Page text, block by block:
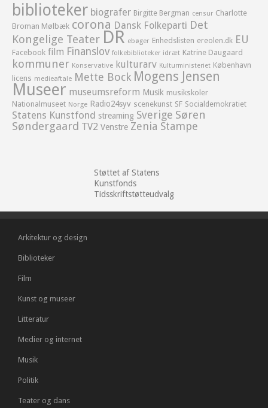
biblioteker biografer Birgitte Bergman censur Charlotte
Broman Mølbæk corona Dansk Folkeparti Det
Kongelige Teater DR ebøger Enhedslisten ereolen.dk EU
Facebook film Finanslov folkebiblioteker idræt Katrine Daugaard
kommuner Konservative kulturarv Kulturministeriet København
licens medieaftale Mette Bock Mogens Jensen
Museer museumsreform Musik musikskoler
Nationalmuseet Norge Radio24syv scenekunst SF Socialdemokratiet
Statens Kunstfond streaming Sverige Søren
Søndergaard TV2 Venstre Zenia Stampe
Støttet af Statens
Kunstfonds
Tidsskriftstøtteudvalg
Arkitektur og design
Biblioteker
Film
Kunst og museer
Litteratur
Medier og internet
Musik
Politik
Teater og dans